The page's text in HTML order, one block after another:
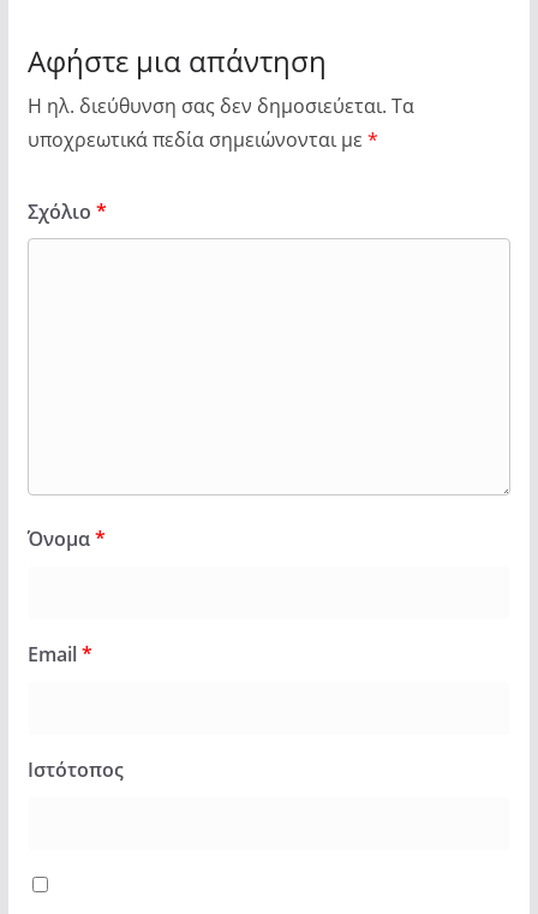
Αφήστε μια απάντηση
Η ηλ. διεύθυνση σας δεν δημοσιεύεται. Τα
υποχρεωτικά πεδία σημειώνονται με *
Σχόλιο *
Όνομα*
Email*
Ιστότοπος